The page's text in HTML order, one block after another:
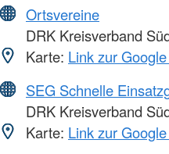
Ortsvereine
DRK Kreisverband
Karte: Link zur
SEG Schnelle
DRK Kreisverband
Karte: Link zur